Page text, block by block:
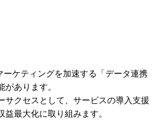
ケティングを加速する「データ連携
あります。
サクセスとして、サービスの導入支援
最大化に取り組みます。